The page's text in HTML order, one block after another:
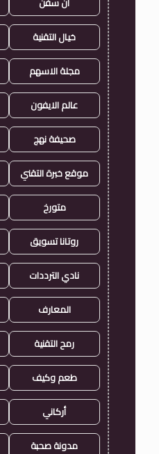
خيال التقنية
مجلة الاسهم
عالم الايفون
صحيفة نهج
موقع خبرة التقني
متورخ
روتانا تسويق
نادي الترددات
المعارف
رمح التقنية
طعم وكيف
أركاني
مدونة صحبة